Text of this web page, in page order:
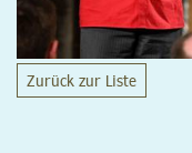
Zurück zur Liste